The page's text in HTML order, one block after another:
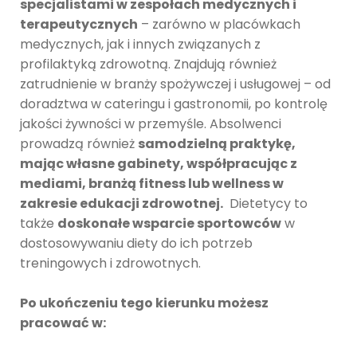
specjalistami w zespołach medycznych i
terapeutycznych – zarówno w placówkach
medycznych, jak i innych związanych z
profilaktyką zdrowotną. Znajdują również
zatrudnienie w branży spożywczej i usługowej – od
doradztwa w cateringu i gastronomii, po kontrolę
jakości żywności w przemyśle. Absolwenci
prowadzą również samodzielną praktykę,
mając własne gabinety, współpracując z
mediami, branżą fitness lub wellness w
zakresie edukacji zdrowotnej. Dietetycy to
także doskonałe wsparcie sportowcóww
dostosowywaniu diety do ich potrzeb
treningowych i zdrowotnych.
Po ukończeniu tego kierunku możesz
pracować w: